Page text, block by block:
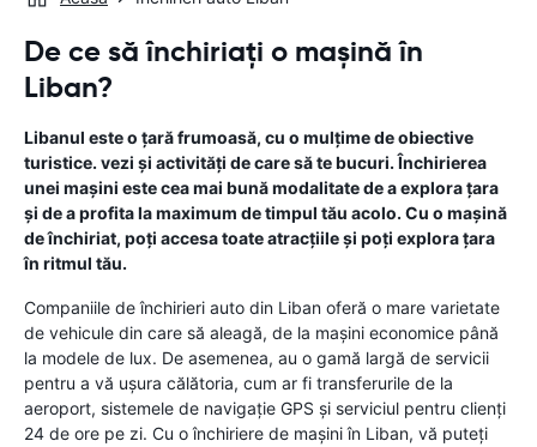
De ce să închiriați o mașină în
Liban?
Libanul este o țară frumoasă, cu o mulțime de obiective
turistice. vezi și activități de care să te bucuri. Închirierea
unei mașini este cea mai bună modalitate de a explora țara
și de a profita la maximum de timpul tău acolo. Cu o mașină
de închiriat, poți accesa toate atracțiile și poți explora țara
în ritmul tău.
Companiile de închirieri auto din Liban oferă o mare varietate
de vehicule din care să aleagă, de la mașini economice până
la modele de lux. De asemenea, au o gamă largă de servicii
pentru a vă ușura călătoria, cum ar fi transferurile de la
aeroport, sistemele de navigație GPS și serviciul pentru clienți
24 de ore pe zi. Cu o închiriere de mașini în Liban, vă puteți